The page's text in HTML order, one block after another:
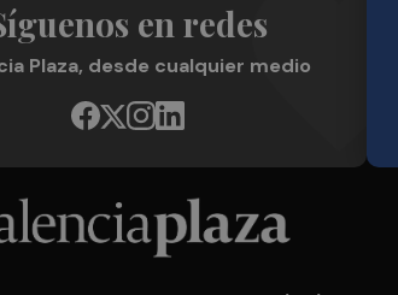
en redes
Plaza, desde cualquier medio